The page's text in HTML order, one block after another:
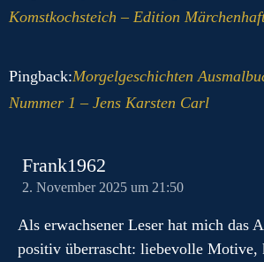
Komstkochsteich – Edition
Pingback:Morgelgeschichten
Nummer 1 – Jens Karsten Carl
Frank1962
2. November 2025 um 21:50
Als erwachsener Leser hat mich das
positiv überrascht: liebevolle Motive,